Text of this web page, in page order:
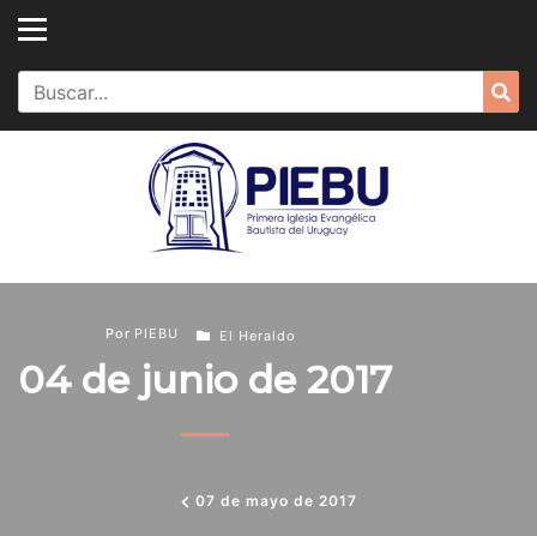
Skip
content
Search
for:
07 de mayo de 2017
Por PIEBU El Heraldo
04 de junio de 2017